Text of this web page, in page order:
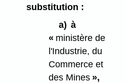
substitution :
a) à
« ministère de
l'Industrie, du
Commerce et
des Mines »,